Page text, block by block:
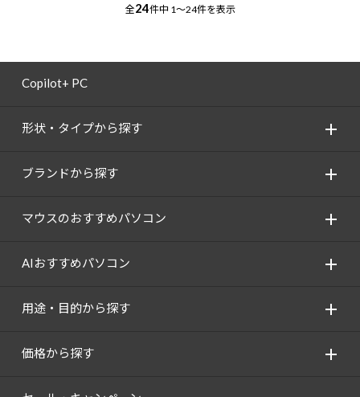
全24件中 1～24件を表示
Copilot+ PC
形状・タイプから探す
ブランドから探す
マウスのおすすめパソコン
AIおすすめパソコン
用途・目的から探す
価格から探す